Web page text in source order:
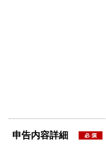
申告内容詳細